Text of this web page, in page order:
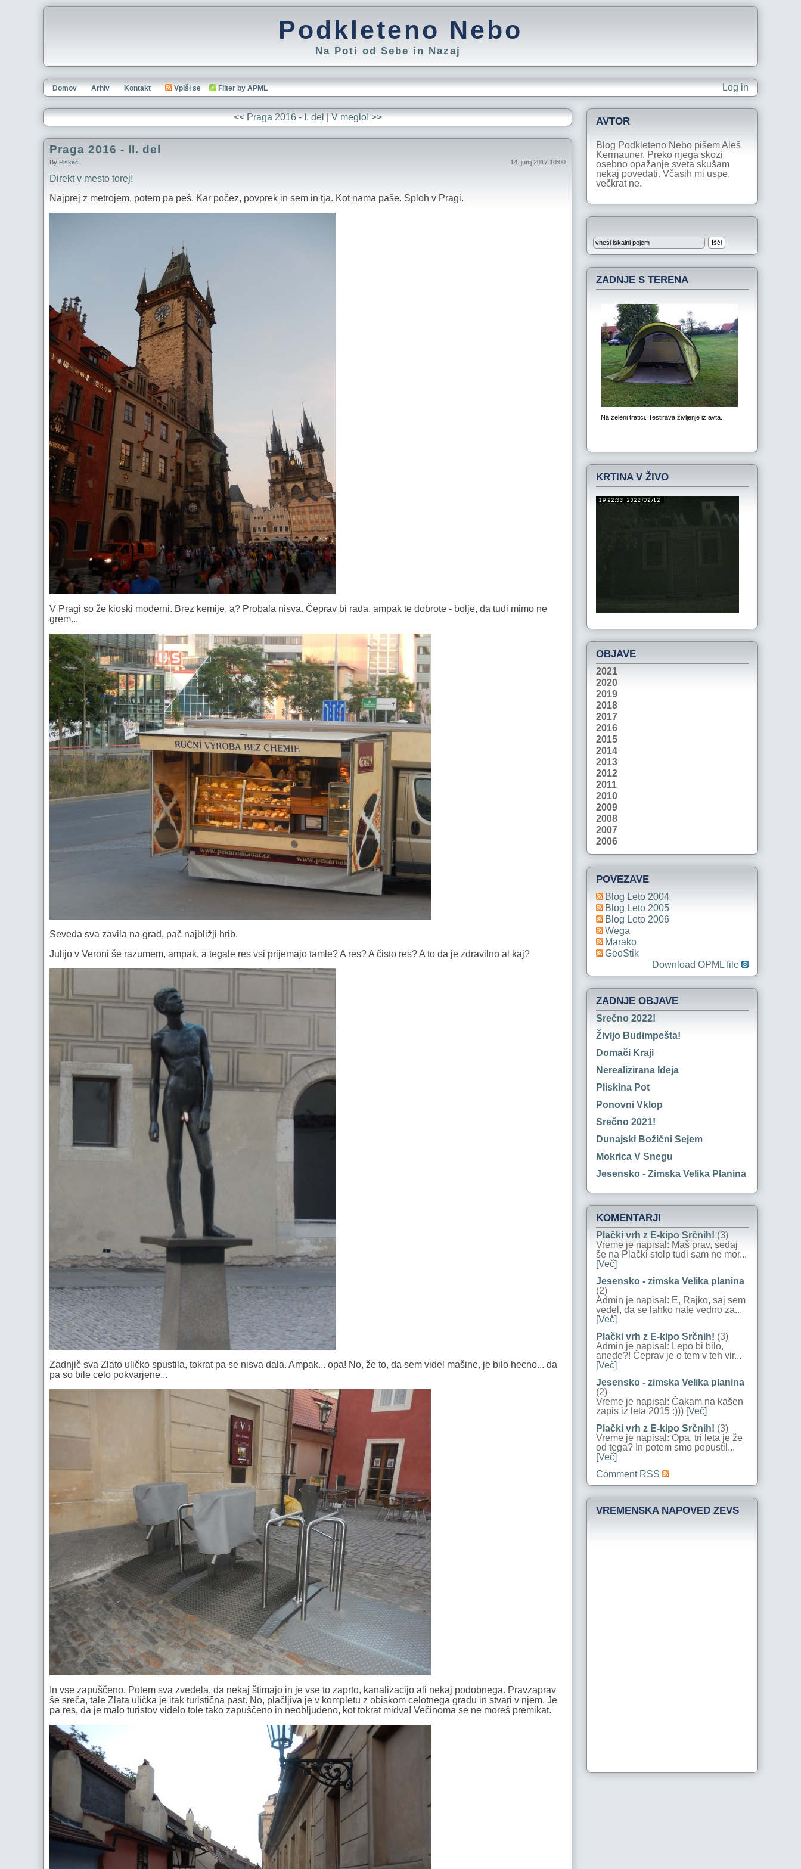
Podkleteno Nebo
Na Poti od Sebe in Nazaj
Log in
Domov Arhiv Kontakt Vpiši se Filter by APML
<< Praga 2016 - I. del|V meglo! >>
Praga 2016 - II. del
By Piskec 14. junij 2017 10:00
Direkt v mesto torej!
Najprej z metrojem, potem pa peš. Kar počez, povprek in sem in tja. Kot nama paše. Sploh v Pragi.
V Pragi so že kioski moderni. Brez kemije, a? Probala nisva. Čeprav bi rada, ampak te dobrote - bolje, da tudi mimo ne
grem...
Seveda sva zavila na grad, pač najbližji hrib.
Julijo v Veroni še razumem, ampak, a tegale res vsi prijemajo tamle? A res? A čisto res? A to da je zdravilno al kaj?
Zadnjič sva Zlato uličko spustila, tokrat pa se nisva dala. Ampak... opa! No, že to, da sem videl mašine, je bilo hecno... da
pa so bile celo pokvarjene...
In vse zapuščeno. Potem sva zvedela, da nekaj štimajo in je vse to zaprto, kanalizacijo ali nekaj podobnega. Pravzaprav
še sreča, tale Zlata ulička je itak turistična past. No, plačljiva je v kompletu z obiskom celotnega gradu in stvari v njem. Je
pa res, da je malo turistov videlo tole tako zapuščeno in neobljudeno, kot tokrat midva! Večinoma se ne moreš premikat.
AVTOR
Blog Podkleteno Nebo pišem Aleš
Kermauner. Preko njega skozi
osebno opažanje sveta skušam
nekaj povedati. Včasih mi uspe,
večkrat ne.
ZADNJE S TERENA
KRTINA V ŽIVO
OBJAVE
2021
2020
2019
2018
2017
2016
2015
2014
2013
2012
2011
2010
2009
2008
2007
2006
POVEZAVE
Blog Leto 2004
Blog Leto 2005
Blog Leto 2006
Wega
Marako
GeoStik
Download OPML file
ZADNJE OBJAVE
Srečno 2022!
Živijo Budimpešta!
Domači Kraji
Nerealizirana Ideja
Pliskina Pot
Ponovni Vklop
Srečno 2021!
Dunajski Božični Sejem
Mokrica V Snegu
Jesensko - Zimska Velika Planina
KOMENTARJI
Plački vrh z E-kipo Srčnih! (3)
Vreme je napisal: Maš prav, sedaj
še na Plački stolp tudi sam ne mor...
[Več]
Jesensko - zimska Velika planina
(2)
Admin je napisal: E, Rajko, saj sem
vedel, da se lahko nate vedno za...
[Več]
Plački vrh z E-kipo Srčnih! (3)
Admin je napisal: Lepo bi bilo,
anede?! Čeprav je o tem v teh vir...
[Več]
Jesensko - zimska Velika planina
(2)
Vreme je napisal: Čakam na kašen
zapis iz leta 2015 :))) [Več]
Plački vrh z E-kipo Srčnih! (3)
Vreme je napisal: Opa, tri leta je že
od tega? In potem smo popustil...
[Več]
Comment RSS
VREMENSKA NAPOVED ZEVS